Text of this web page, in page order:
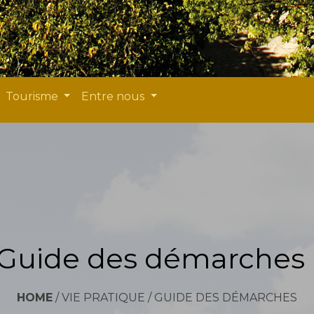
Tourisme Entre nous
des démarches
HOME / VIE PRATIQUE / GUIDE DES DÉMARCHES